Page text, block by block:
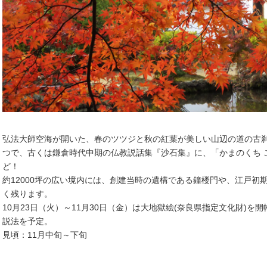
弘法大師空海が開いた、春のツツジと秋の紅葉が美しい山辺の道の古
つで、古くは鎌倉時代中期の仏教説話集『沙石集』に、「かまのくち
ど！
約12000坪の広い境内には、創建当時の遺構である鐘楼門や、江戸初
く残ります。
10月23日（火）～11月30日（金）は大地獄絵(奈良県指定文化財)を
説法を予定。
見頃：11月中旬～下旬